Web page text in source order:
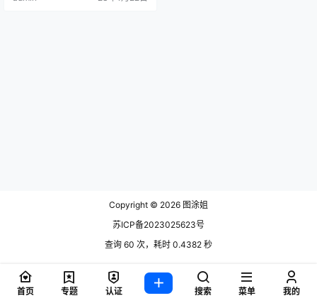
Copyright © 2026 图涂姐
苏ICP备2023025623号
查询 60 次，耗时 0.4382 秒
首页 专题 认证 搜索 菜单 我的